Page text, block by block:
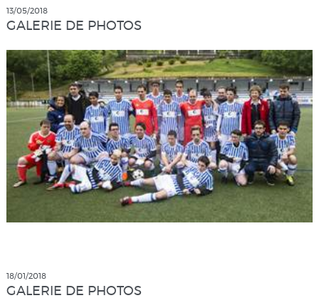
13/05/2018
GALERIE DE PHOTOS
18/01/2018
GALERIE DE PHOTOS